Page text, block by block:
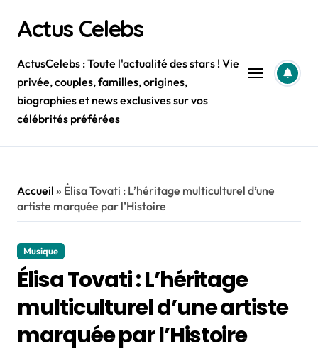
contentActus Celebs
ActusCelebs : Toute l'actualité des stars ! Vie
privée, couples, familles, origines,
biographies et news exclusives sur vos
célébrités préférées
Accueil » Élisa Tovati : L’héritage multiculturel d’une
artiste marquée par l’Histoire
Musique
Élisa Tovati : L’héritage
multiculturel d’une artiste
marquée par l’Histoire